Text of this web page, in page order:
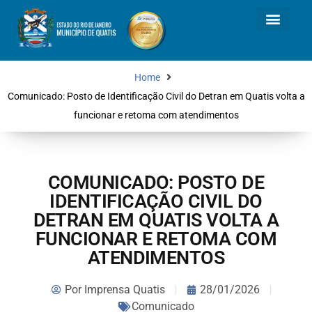
Home
Comunicado: Posto de Identificação Civil do Detran em Quatis volta a
funcionar e retoma com atendimentos
COMUNICADO: POSTO DE
IDENTIFICAÇÃO CIVIL DO
DETRAN EM QUATIS VOLTA A
FUNCIONAR E RETOMA COM
ATENDIMENTOS
PorImprensa Quatis
28/01/2026
Comunicado